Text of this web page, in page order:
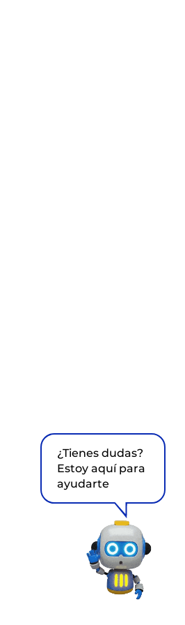
¿Tienes dudas?
Estoy aquí para
ayudarte